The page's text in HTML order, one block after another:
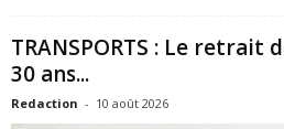
TRANSPORTS : Le retrait
30 ans...
Redaction - 10 août 2026